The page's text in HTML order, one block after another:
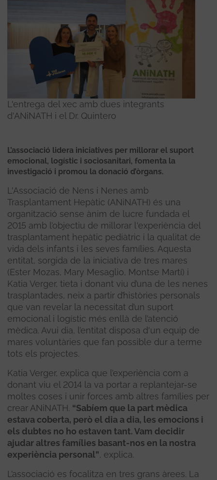
L'entrega del xec amb dues integrants
d'ANiNATH i el Dr. Quintero
L’associació lidera iniciatives per millorar el suport
emocional, logístic i sociosanitari, fomenta la
investigació i promou la donació d’òrgans.
L'Associació de Nens i Nenes amb
Trasplantament Hepàtic (ANiNATH) és una
organització sense ànim de lucre fundada el
2015 amb l’objectiu de millorar l'experiència del
trasplantament hepàtic pediàtric i la qualitat de
vida dels infants i les seves famílies. Aquesta
entitat, sorgida de la iniciativa de tres mares
(Ester Mozas, Mary Mesaglio, Montse Martí) i
Katia Verger, tieta i donant viu d’una de les nenes
trasplantades, neix a partir d’històries personals
que van revelar la necessitat d’un suport
emocional i logístic més enllà de l’atenció
mèdica. Avui dia, l’entitat disposa d'un equip de
mares voluntàries que fan possible dur a terme
tots els projectes.
Katia Verger, explica que l’experiència com a
donant viu el 2014 la va portar a replantejar-se
moltes coses i unir forces amb altres famílies per
crear ANiNATH. “Sabíem que la part mèdica
estava coberta, però el dia a dia, les emocions i
els dubtes no ho estaven tant. Vam decidir
ajudar altres famílies basant-nos en la nostra
experiència personal”, explica.
L’associació es focalitza en tres grans àrees. La